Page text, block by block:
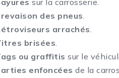
sur la carrosserie.
des pneus.
arrachés.
brisées.
ou graffitis sur le
enfoncées de la